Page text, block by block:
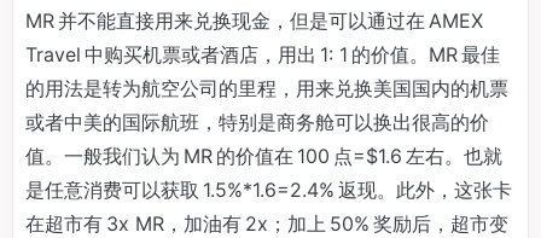
MR 并不能直接用来兑换现金，但是可以通过在 AMEX
Travel 中购买机票或者酒店，用出 1: 1 的价值。MR 最佳
的用法是转为航空公司的里程，用来兑换美国国内的机票
或者中美的国际航班，特别是商务舱可以换出很高的价
值。一般我们认为 MR 的价值在 100 点=$1.6 左右。也就
是任意消费可以获取 1.5%*1.6=2.4% 返现。此外，这张卡
在超市有 3x MR，加油有 2x；加上 50% 奖励后，超市变